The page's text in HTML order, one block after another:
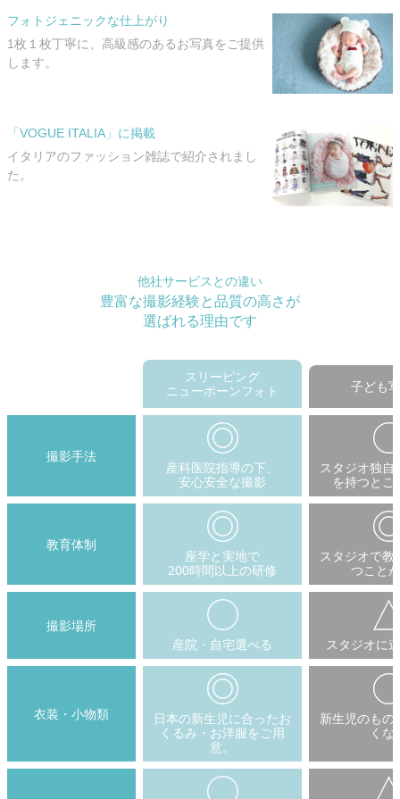
フォトジェニックな仕上がり
1枚１枚丁寧に、高級感のあるお写真をご提供
します。
「VOGUE ITALIA」に掲載
イタリアのファッション雑誌で紹介されまし
た。
他社サービスとの違い
豊富な撮影経験と品質の高さが
選ばれる理由です
スリーピング
ニューボーンフォト
子ども
撮影手法
産科医院指導の下、
安心安全な撮影
スタジオ独自
を持つとこ
教育体制
座学と実地で
200時間以上の研修
スタジオで教
つこと
撮影場所
産院・自宅選べる
スタジオに
衣装・小物類
日本の新生児に合ったお
くるみ・お洋服をご用
意。
新生児のもの
くな